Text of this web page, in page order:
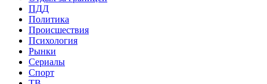
ПДД
Политика
Происшествия
Психология
Рынки
Сериалы
Спорт